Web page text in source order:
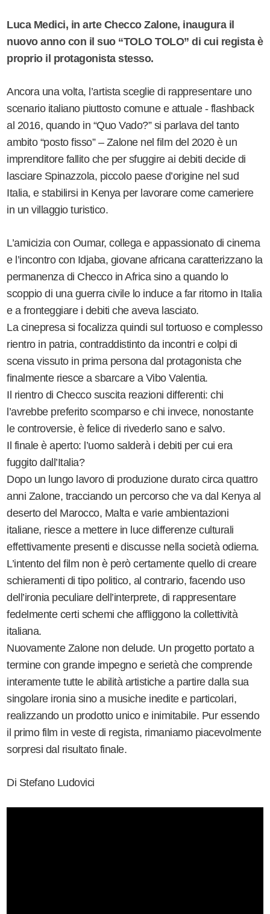
Luca Medici, in arte Checco Zalone, inaugura il
nuovo anno con il suo “TOLO TOLO” di cui regista è
proprio il protagonista stesso.
Ancora una volta, l’artista sceglie di rappresentare uno
scenario italiano piuttosto comune e attuale - flashback
al 2016, quando in “Quo Vado?” si parlava del tanto
ambito “posto fisso” – Zalone nel film del 2020 è un
imprenditore fallito che per sfuggire ai debiti decide di
lasciare Spinazzola, piccolo paese d’origine nel sud
Italia, e stabilirsi in Kenya per lavorare come cameriere
in un villaggio turistico.
L’amicizia con Oumar, collega e appassionato di cinema
e l’incontro con Idjaba, giovane africana caratterizzano la
permanenza di Checco in Africa sino a quando lo
scoppio di una guerra civile lo induce a far ritorno in Italia
e a fronteggiare i debiti che aveva lasciato.
La cinepresa si focalizza quindi sul tortuoso e complesso
rientro in patria, contraddistinto da incontri e colpi di
scena vissuto in prima persona dal protagonista che
finalmente riesce a sbarcare a Vibo Valentia.
Il rientro di Checco suscita reazioni differenti: chi
l’avrebbe preferito scomparso e chi invece, nonostante
le controversie, è felice di rivederlo sano e salvo.
Il finale è aperto: l’uomo salderà i debiti per cui era
fuggito dall’Italia?
Dopo un lungo lavoro di produzione durato circa quattro
anni Zalone, tracciando un percorso che va dal Kenya al
deserto del Marocco, Malta e varie ambientazioni
italiane, riesce a mettere in luce differenze culturali
effettivamente presenti e discusse nella società odierna.
L’intento del film non è però certamente quello di creare
schieramenti di tipo politico, al contrario, facendo uso
dell’ironia peculiare dell’interprete, di rappresentare
fedelmente certi schemi che affliggono la collettività
italiana.
Nuovamente Zalone non delude. Un progetto portato a
termine con grande impegno e serietà che comprende
interamente tutte le abilità artistiche a partire dalla sua
singolare ironia sino a musiche inedite e particolari,
realizzando un prodotto unico e inimitabile. Pur essendo
il primo film in veste di regista, rimaniamo piacevolmente
sorpresi dal risultato finale.
Di Stefano Ludovici